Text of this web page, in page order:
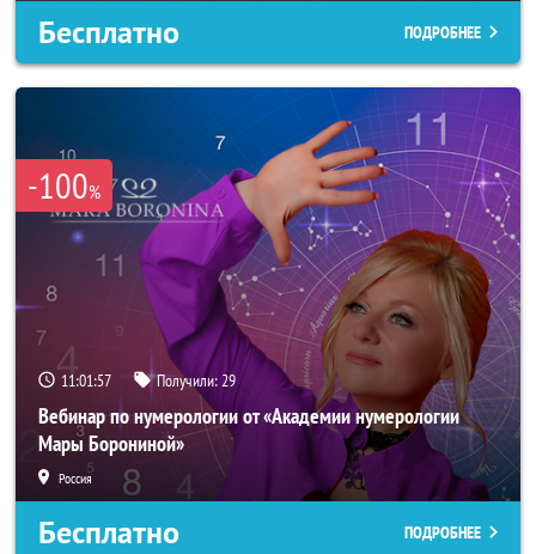
Бесплатно ПОДРОБНЕЕ
-100%
11:01:54 Получили:29
Вебинар по нумерологии от «Академии нумерологии
Мары Борониной»
Россия
Бесплатно ПОДРОБНЕЕ